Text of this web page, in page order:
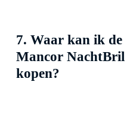
7. Waar kan ik de
Mancor NachtBril
kopen?